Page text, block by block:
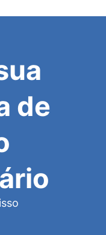
de